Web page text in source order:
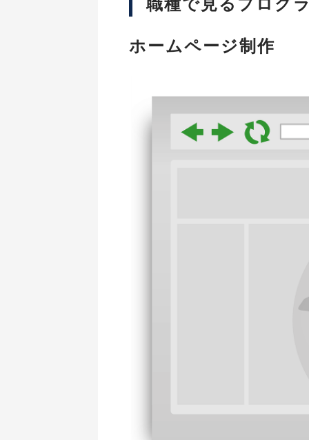
職種で見るプログ
ホームページ制作